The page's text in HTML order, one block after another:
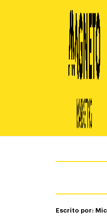
Escrito por: